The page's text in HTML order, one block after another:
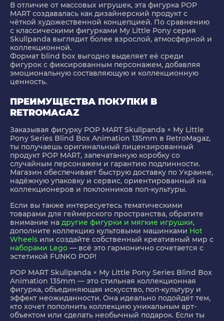
В отличие от массовых игрушек, эта фигурка POP
MART создавалась как дизайнерский продукт с
чёткой художественной концепцией. По сравнению
с классическими фигурками My Little Pony серия
Skullpanda выглядит более взрослой, атмосферной и
коллекционной.
Формат blind box выгодно выделяет её среди
фигурок с фиксированным персонажем, добавляя
эмоциональную составляющую и коллекционную
ценность.
ПРЕИМУЩЕСТВА ПОКУПКИ В
RETROMAGAZ
Заказывая фигурку POP MART Skullpanda × My Little
Pony Series Blind Box Animation 135mm в RetroMagaz,
ты получаешь оригинальный лицензированный
продукт POP MART, запечатанную коробку со
случайным персонажем и гарантию подлинности.
Магазин обеспечивает быструю доставку по Украине,
надёжную упаковку и сервис, ориентированный на
коллекционеров и поклонников поп-культуры.
Если вы также интересуетесь тематическими
товарами для геймерского пространства, обратите
внимание на другие фигурки и мягкие игрушки,
дополните коллекцию культовыми машинками Hot
Wheels или создайте собственный креативный мир с
наборами Lego — всё это гармонично сочетается с
эстетикой FUNKO POP!
POP MART Skullpanda × My Little Pony Series Blind Box
Animation 135mm — это стильная коллекционная
фигурка, объединяющая искусство, поп-культуру и
эффект неожиданности. Она идеально подойдёт тем,
кто хочет пополнить коллекцию уникальным арт-
объектом или сделать необычный подарок. Если ты